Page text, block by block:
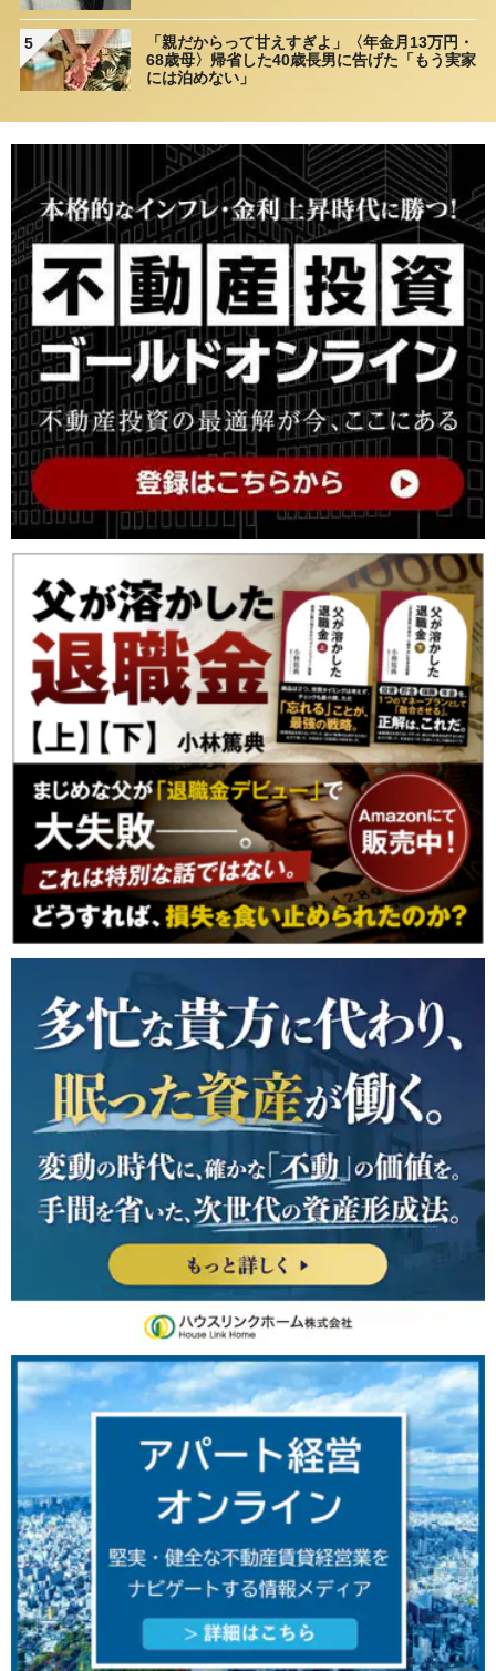
5
「親だからって甘えすぎよ」〈年金月13万円・
68歳母〉帰省した40歳長男に告げた「もう実家
には泊めない」